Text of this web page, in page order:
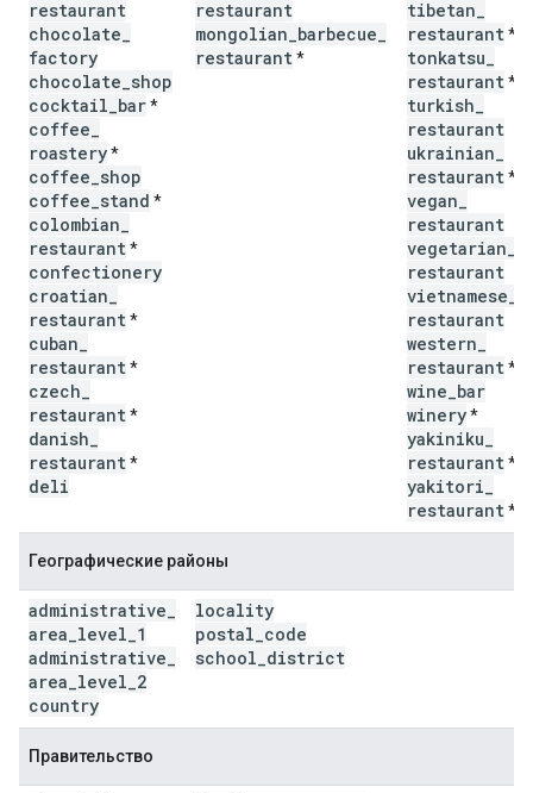
restaurant
chocolate
factory
chocolate shop
cocktail bar*
coffee
roastery*
coffee shop
coffee stand *
colombian
restaurant*
confectionery
croatian
restaurant*
cuban
restaurant*
czech
restaurant*
danish
restaurant*
deli
restaurant
mongolian barbecue
restaurant*
tibetan
restaurant*
tonkatsu
restaurant*
turkish
restaurant
ukrainian
restaurant*
vegan
restaurant
vegetarian
restaurant
vietnamese
restaurant
western
restaurant*
wine bar
winery*
yakiniku
restaurant*
yakitori
restaurant*
Географические районы
administrative
area level 1
administrative
area level 2
country
locality
postal code
school district
Правительство